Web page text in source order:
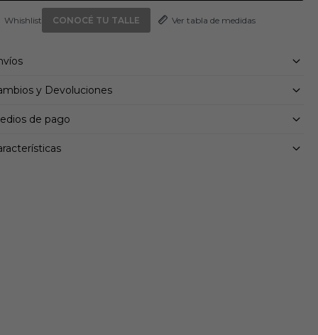
de encaje
superior textil
textil
ligero
CONOCÉ TU TALLE Ver tabla de medidas
y Devoluciones
de pago